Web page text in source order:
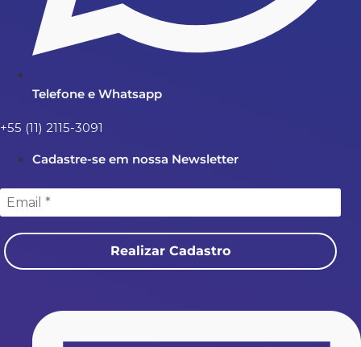
Telefone e Whatsapp
+55 (11) 2115-3091
Cadastre-se em nossa Newsletter
Realizar Cadastro